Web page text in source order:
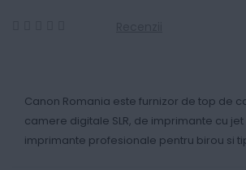
Canon Romania este furnizor de top de
camere digitale SLR, de imprimante cu
imprimante profesionale pentru birou si